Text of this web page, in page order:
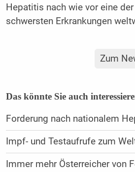
Hepatitis nach wie vor eine
schwersten Erkrankungen
Zum
Das könnte Sie auch
Forderung nach nationalem
Impf- und Testaufrufe zum
Immer mehr Österreicher von